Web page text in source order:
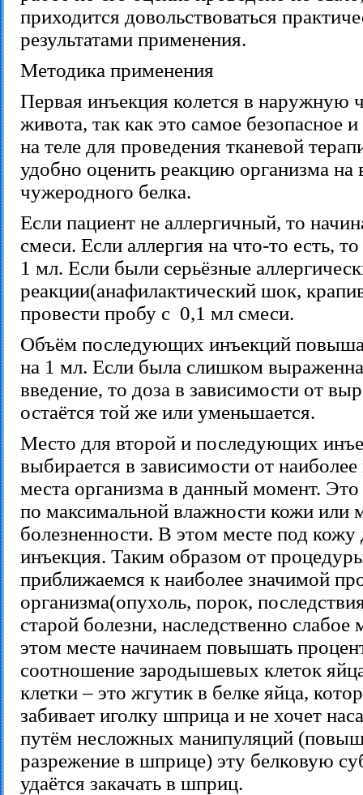
приходится довольствоваться
результатами применения.
Методика применения
Первая инъекция колется в наружную
живота, так как это самое безопасное
на теле для проведения тканевой
удобно оценить реакцию организма на
чужеродного белка.
Если пациент не аллергичный, то
смеси. Если аллергия на что-то есть, то
1 мл. Если были серьёзные
реакции(анафилактический шок,
провести пробу с 0,1 мл смеси.
Объём последующих инъекций
на 1 мл. Если была слишком
введение, то доза в зависимости от
остаётся той же или уменьшается.
Место для второй и последующих
выбирается в зависимости от
места организма в данный момент. Это
по максимальной влажности кожи или
болезненности. В этом месте под кожу
инъекция. Таким образом от
приближаемся к наиболее значимой
организма(опухоль, порок,
старой болезни, наследственно
этом месте начинаем повышать
соотношение зародышевых клеток
клетки – это жгутик в белке яйца,
забивает иголку шприца и не хочет
путём несложных манипуляций
разрежение в шприце) эту белковую
удаётся закачать в шприц.